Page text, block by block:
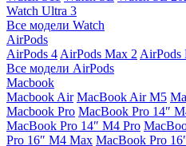
Watch Ultra 3
Все модели Watch
AirPods
AirPods 4 AirPods Max 2 AirPods
Все модели AirPods
Macbook
Macbook Air MacBook Air M5
Macbook Pro MacBook Pro 14″
MacBook Pro 14″ M4 Pro
Pro 16″ M4 Max MacBook Pro